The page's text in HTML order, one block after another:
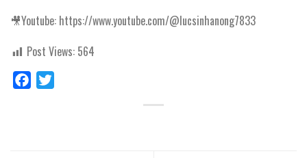
🎥Youtube: https://www.youtube.com/@lucsinhanong7833
Post Views: 564
Facebook